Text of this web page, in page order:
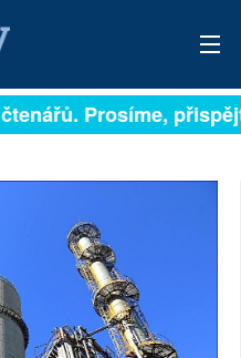
Prosíme,